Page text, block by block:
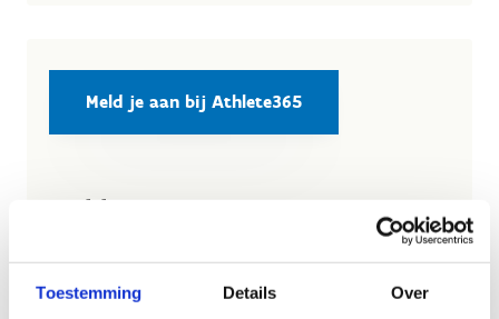
Toestemming Details Over
Athlete365
beschik over een schat aan tools die jou helpen bij
jouw duale carrière, mentale fitheid,...
Meld je aan bij Athlete365